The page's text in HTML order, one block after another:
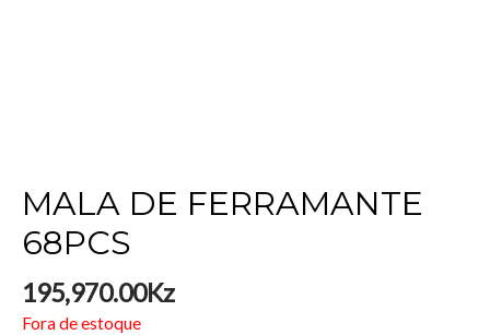
MALA DE FERRAMANTE
68PCS
195,970.00Kz
Fora de estoque